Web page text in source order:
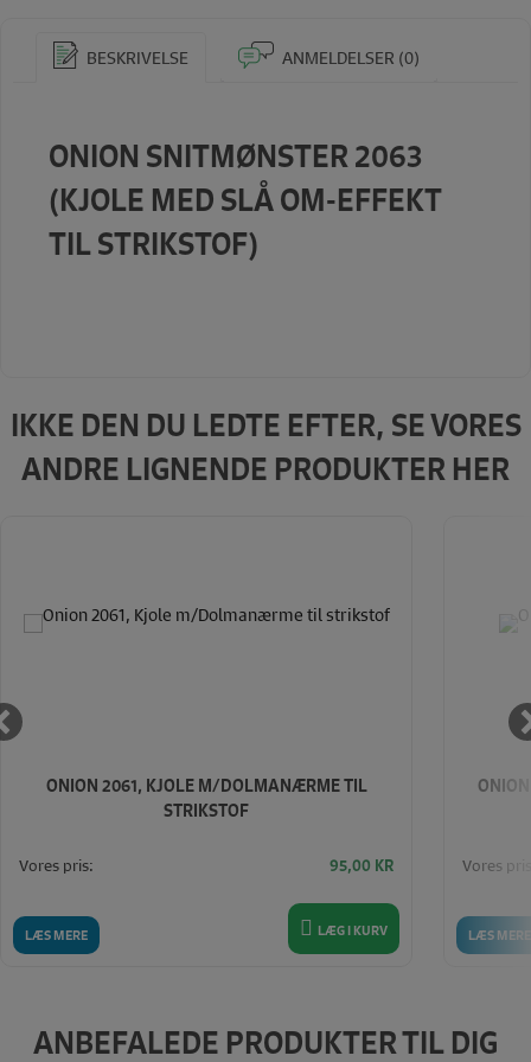
BESKRIVELSE ANMELDELSER (0)
ONION SNITMØNSTER 2063
(KJOLE MED SLÅ OM-EFFEKT
TIL STRIKSTOF)
IKKE DEN DU LEDTE EFTER, SE VORES
ANDRE LIGNENDE PRODUKTER HER
ONION 2061, KJOLE M/DOLMANÆRME TIL
STRIKSTOF
LÆS MERE
Vores pris: 95,00 KR
LÆG I KURV LÆS MERE
Vores
ANBEFALEDE PRODUKTER TIL DIG